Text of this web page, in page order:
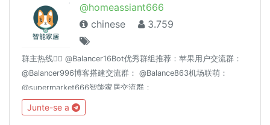
@homeassiant666
chinese
3.759
群主热线👉🏻 @Balancer16Bot优秀群组推荐：苹果用户交流群：
@Balancer996博客搭建交流群： @Balance863机场联萌：
@supermarket666智能家居交流群：
@homeassiant666MacOS/Hackintosh： @justice996Nas交流
群： @Nas699谷歌云|微软云|阿里云|亚马逊云|各种云☁️交流
Junte-se a